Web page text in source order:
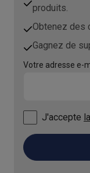
produits.
Obtenez des
Gagnez de
Votre adresse e-
J'accepte